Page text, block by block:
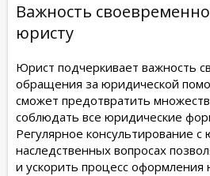
Важность
юристу
Юрист подчеркивает важность
обращения за юридической
сможет предотвратить
соблюдать все юридические
Регулярное консультирование с
наследственных вопросах
и ускорить процесс оформления